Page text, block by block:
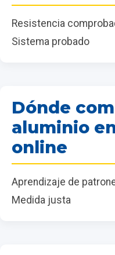
Resistencia
Sistema probado
Dónde
aluminio
online
Aprendizaje de
Medida justa